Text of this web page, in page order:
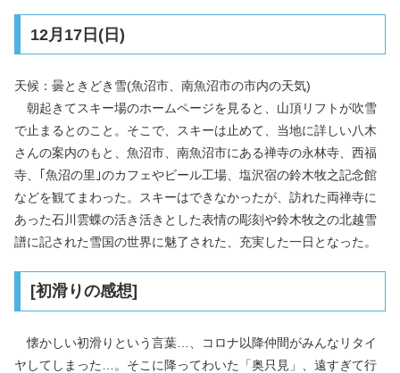
12月17日(日)
天候：曇ときどき雪(魚沼市、南魚沼市の市内の天気)
朝起きてスキー場のホームページを見ると、山頂リフトが吹雪
で止まるとのこと。そこで、スキーは止めて、当地に詳しい八木
さんの案内のもと、魚沼市、南魚沼市にある禅寺の永林寺、西福
寺、｢魚沼の里｣のカフェやビール工場、塩沢宿の鈴木牧之記念館
などを観てまわった。スキーはできなかったが、訪れた両禅寺に
あった石川雲蝶の活き活きとした表情の彫刻や鈴木牧之の北越雪
譜に記された雪国の世界に魅了された、充実した一日となった。
[初滑りの感想]
懐かしい初滑りという言葉…、コロナ以降仲間がみんなリタイ
ヤしてしまった…。そこに降ってわいた「奥只見」、遠すぎて行